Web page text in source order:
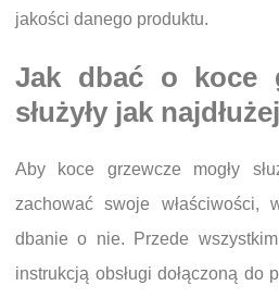
jakości danego produktu.
Jak dbać o koce
służyły jak
Aby koce grzewcze mogły
zachować swoje właściwości,
dbanie o nie. Przede
instrukcją obsługi dołączoną do